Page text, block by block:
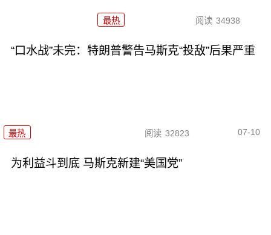
最热 阅读 34938
“口水战”未完：特朗普警告马斯克“投敌”后果严重
最热 阅读 32823 07-10
为利益斗到底 马斯克新建“美国党”